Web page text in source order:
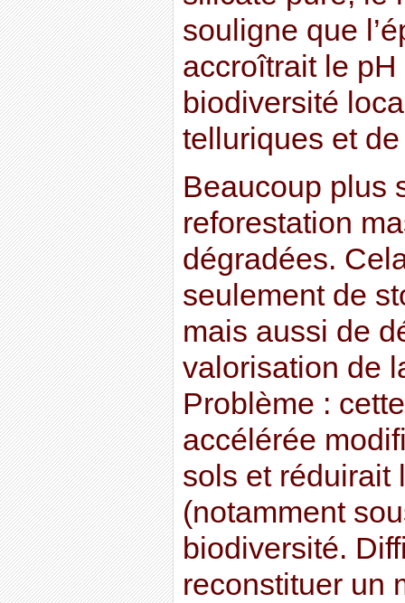
souligne que
accroîtrait le
biodiversité
telluriques et de
Beaucoup plus
reforestation
dégradées.
seulement de
mais aussi de
valorisation de
Problème :
accélérée
sols et réduirait
(notamment
biodiversité.
reconstituer un